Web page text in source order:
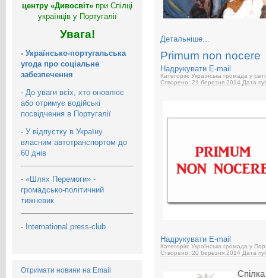
центру «Дивосвіт» при Спілці
українців у Португалії
Увага!
- Українсько-португальська
угода про соціальне
забезпечення
- До уваги всіх, хто оновлює
або отримує водійські
посвідчення в Португалії
- У відпустку в Україну
власним автотранспортом до
60 днів
- «Шлях Перемоги» -
громадсько-політичний
тижневик
- International press-club
Отримати новини на Email
Детальніше...
Primum non nocere
Надрукувати E-mail
Категорія: Українська громада у світі
Створено: 21 березня 2014 Дата
Надрукувати E-mail
Категорія: Українська громада у
Створено: 20 березня 2014 Дата
Спілка